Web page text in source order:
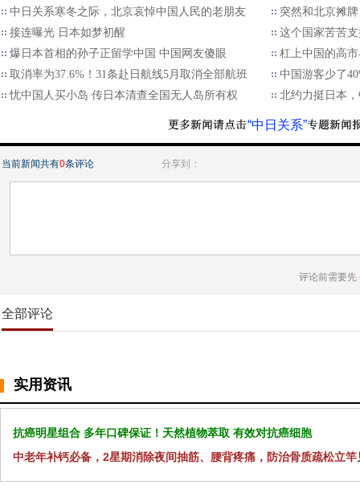
中日关系寒冬之际，北京哀悼中国人民的老朋友
突然和北京摊
接连曝光 日本如梦初醒
这个国家苦苦
爆日本首相的孙子正留学中国 中国网友傻眼
杠上中国的高
取消率为37.6%！31条赴日航线5月取消全部航班
中国游客少了
忧中国人买小岛 传日本清查全国无人岛所有权
北约力挺日本
“中日关系”
当前新闻共有0条评论 分享到：
评论前需要先
全部评论
实用资讯
抗癌明星组合 多年口碑保证！天然植物萃取 有效对抗癌细胞
中老年补钙必备，2星期消除夜间抽筋、腰背疼痛，防治骨质疏松立竿